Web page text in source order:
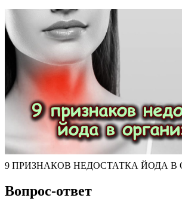
9 ПРИЗНАКОВ НЕДОСТАТКА ЙОДА В
Вопрос-ответ